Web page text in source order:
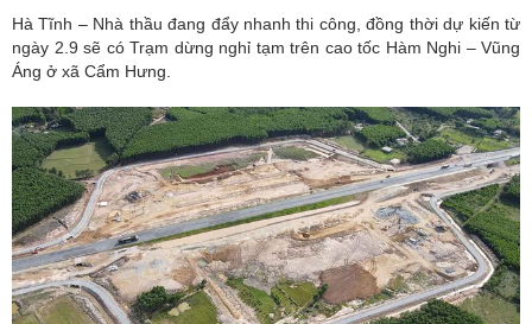
Hà Tĩnh – Nhà thầu đang đẩy nhanh thi công, đồng thời dự kiến từ
ngày 2.9 sẽ có Trạm dừng nghỉ tạm trên cao tốc Hàm Nghi – Vũng
Áng ở xã Cẩm Hưng.